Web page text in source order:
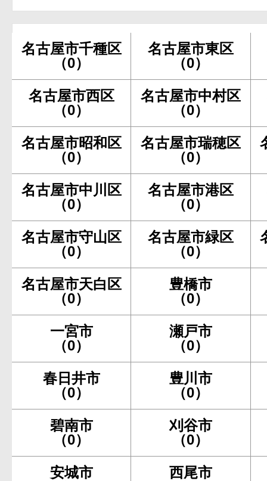
名古屋市千種区
（0）
名古屋市東区
（0）
名古屋市西区
（0）
名古屋市中村区
（0）
名古屋市昭和区
（0）
名古屋市瑞穂区
（0）
名古屋市中川区
（0）
名古屋市港区
（0）
名古屋市守山区
（0）
名古屋市緑区
（0）
名古屋市天白区
（0）
豊橋市
（0）
一宮市
（0）
瀬戸市
（0）
春日井市
（0）
豊川市
（0）
碧南市
（0）
刈谷市
（0）
安城市
西尾市